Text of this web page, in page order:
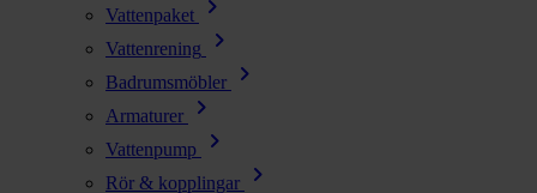
Vattenpaket chevron_right
Vattenrening chevron_right
Badrumsmöbler chevron_right
Armaturer chevron_right
Vattenpump chevron_right
Rör & kopplingar chevron_right